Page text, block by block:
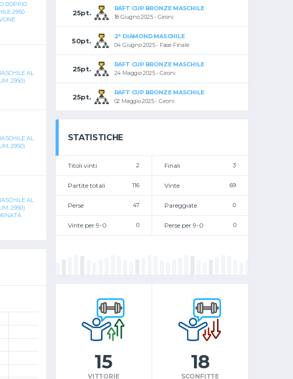
DOPPIO
2950
AL
2950)
AL
2950)
AL
2950)
25pt.
RAFT CUP BRONZE MASCHILE
18 Giugno 2025 - Gironi
50pt.
2° DIAMOND MASCHILE
04 Giugno 2025 - Fase Finale
25pt.
RAFT CUP BRONZE MASCHILE
24 Maggio 2025 - Gironi
25pt.
RAFT CUP BRONZE MASCHILE
02 Maggio 2025 - Gironi
STATISTICHE
Titoli vinti 2 Finali 3
Partite totali 116 Vinte 69
Perse 47 Pareggiate 0
Vinte per 9-0 0 Perse per 9-0 0
15
VITTORIE
18
SCONFITTE